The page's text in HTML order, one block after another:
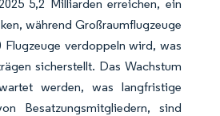
5,2 Milliarden erreichen, ein
während Großraumflugzeuge
verdoppeln wird, was
sicherstellt. Das Wachstum
werden, was langfristige
Besatzungsmitgliedern, sind